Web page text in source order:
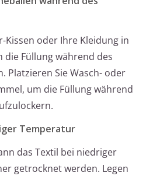
Kissen oder Ihre Kleidung in
die Füllung während des
Platzieren Sie Wasch- oder
um die Füllung während
Temperatur
das Textil bei niedriger
getrocknet werden. Legen